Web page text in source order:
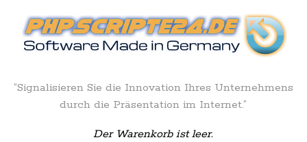
“Signalisieren Sie die Innovation Ihres Unternehmens
durch die Präsentation im Internet.”
Der Warenkorb ist leer.